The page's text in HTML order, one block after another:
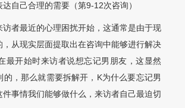
自己合理的需要（第9-12次咨询）
访者最近的心理困扰开始，这通常是由于现
，从现实层面提取出在咨询中能够进行解决
最开始时来访者说想忘记男朋友，这显然
的，那么就需要拆解开，K为什么要忘记男
件事情我们能够做什么，来访者自己最迫切